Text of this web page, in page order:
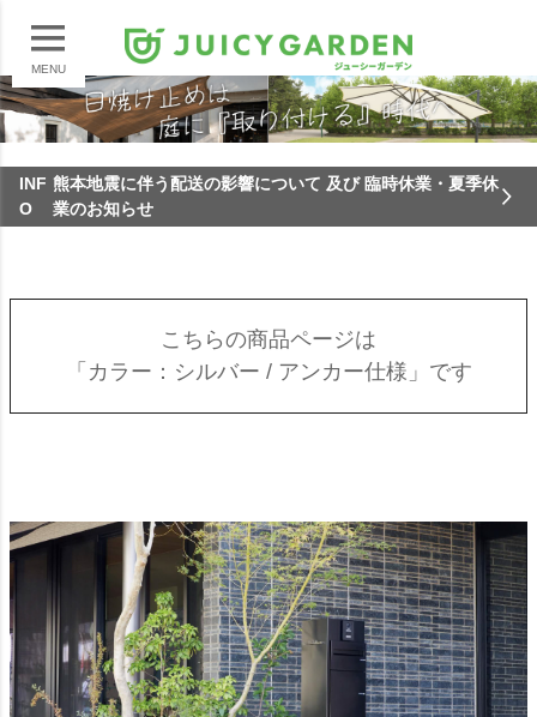
MENU
INF
O
熊本地震に伴う配送の影響について 及び 臨時休業・夏季休
業のお知らせ
こちらの商品ページは
「カラー：シルバー / アンカー仕様」です